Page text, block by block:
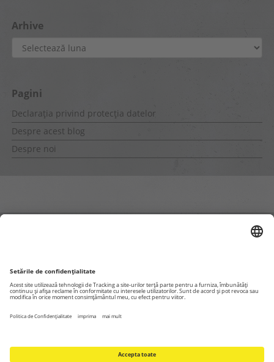
Arhive
Arhive
Pagini
Declarația privind protecția datelor
Despre acest blog
Despre noi
Pagini interne
Declaratie confidentialitate